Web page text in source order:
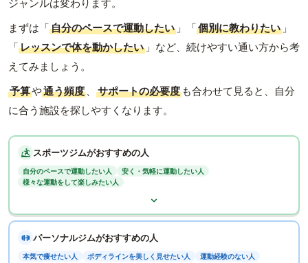
ジャンルは変わります。
まずは「自分のペースで運動したい 」「個別に教わりたい 」
「レッスンで体を動かしたい 」など、続けやすい通い方から考
えてみましょう。
予算や通う頻度 、 サポートの必要度 も合わせて見ると、自分
に合う施設を探しやすくなります。
スポーツジムがおすすめの人
自分のペースで運動したい人
安く・気軽に運動したい人
様々な運動をして楽しみたい人
パーソナルジムがおすすめの人
本気で痩せたい人 ボディラインを美しく見せたい人 運動経験のない人